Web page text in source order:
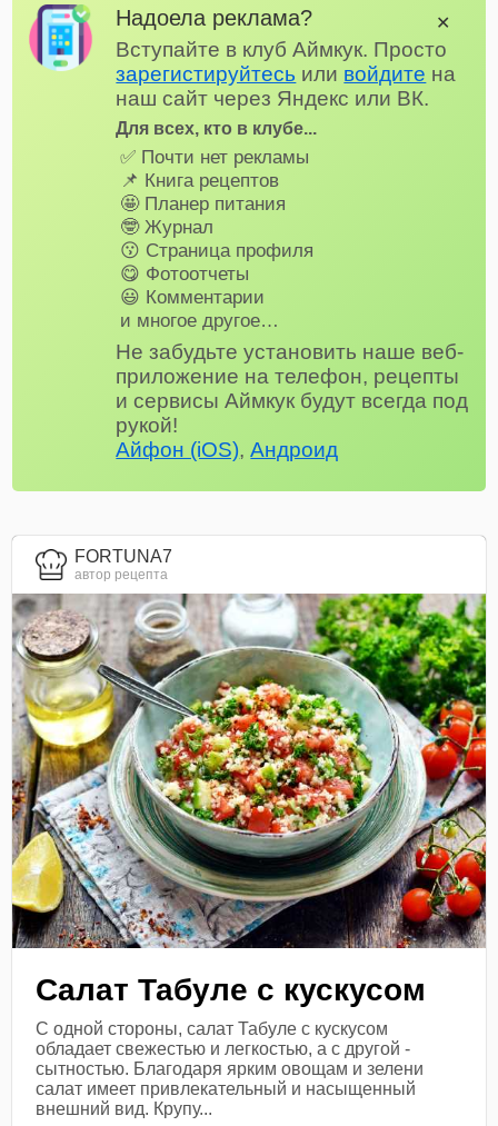
Надоела реклама?
Вступайте в клуб Аймкук. Просто
зарегистируйтесь или войдите на
наш сайт через Яндекс или ВК.
Для всех, кто в клубе...
✅ Почти нет рекламы
📌 Книга рецептов
🤩 Планер питания
🤓 Журнал
😗 Страница профиля
😋 Фотоотчеты
😃 Комментарии
и многое другое…
Не забудьте установить наше веб-
приложение на телефон, рецепты
и сервисы Аймкук будут всегда под
рукой!
Айфон (iOS),Андроид
✕
FORTUNA7
автор рецепта
Салат Табуле с кускусом
С одной стороны, салат Табуле с кускусом
обладает свежестью и легкостью, а с другой -
сытностью. Благодаря ярким овощам и зелени
салат имеет привлекательный и насыщенный
внешний вид. Крупу...